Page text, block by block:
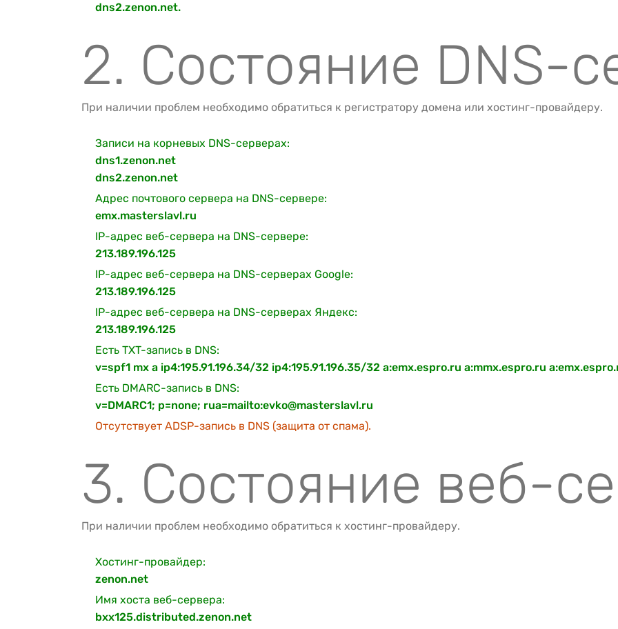
dns2.zenon.net.
2. Состояние DNS-
При наличии проблем необходимо обратиться к регистратору домена или хостинг-провайдеру.
Записи на корневых DNS-серверах:
dns1.zenon.net
dns2.zenon.net
Адрес почтового сервера на DNS-сервере:
emx.masterslavl.ru
IP-адрес веб-сервера на DNS-сервере:
213.189.196.125
IP-адрес веб-сервера на DNS-серверах Google:
213.189.196.125
IP-адрес веб-сервера на DNS-серверах Яндекс:
213.189.196.125
Есть TXT-запись в DNS:
v=spf1 mx a ip4:195.91.196.34/32 ip4:195.91.196.35/32 a:emx.espro.ru a:mmx.espro.ru
Есть DMARC-запись в DNS:
v=DMARC1; p=none; rua=mailto:evko@masterslavl.ru
Отсутствует ADSP-запись в DNS (защита от спама).
3. Состояние веб-
При наличии проблем необходимо обратиться к хостинг-провайдеру.
Хостинг-провайдер:
zenon.net
Имя хоста веб-сервера:
bxx125.distributed.zenon.net